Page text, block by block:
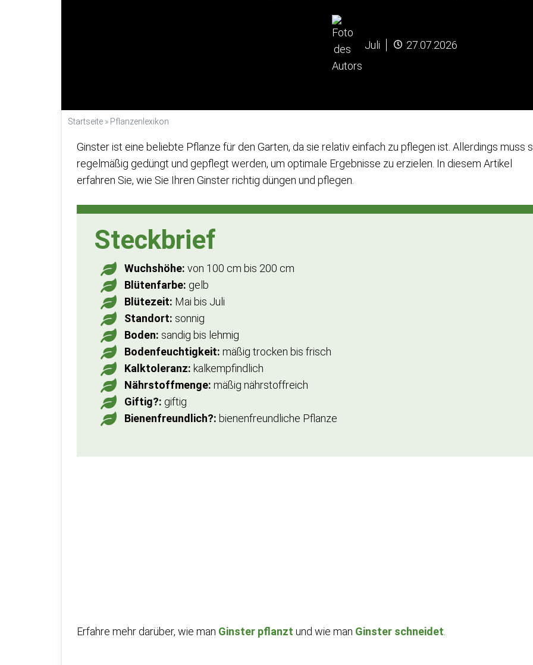
Juli 27.07.2026
Startseite » Pflanzenlexikon
Ginster ist eine beliebte Pflanze für den Garten, da sie relativ einfach zu pflegen ist. Allerdings muss
regelmäßig gedüngt und gepflegt werden, um optimale Ergebnisse zu erzielen. In diesem Artikel
erfahren Sie, wie Sie Ihren Ginster richtig düngen und pflegen.
Steckbrief
Wuchshöhe: von 100 cm bis 200 cm
Blütenfarbe: gelb
Blütezeit: Mai bis Juli
Standort: sonnig
Boden: sandig bis lehmig
Bodenfeuchtigkeit: mäßig trocken bis frisch
Kalktoleranz: kalkempfindlich
Nährstoffmenge: mäßig nährstoffreich
Giftig?: giftig
Bienenfreundlich?: bienenfreundliche Pflanze
Erfahre mehr darüber, wie man Ginster pflanzt und wie man Ginster schneidet